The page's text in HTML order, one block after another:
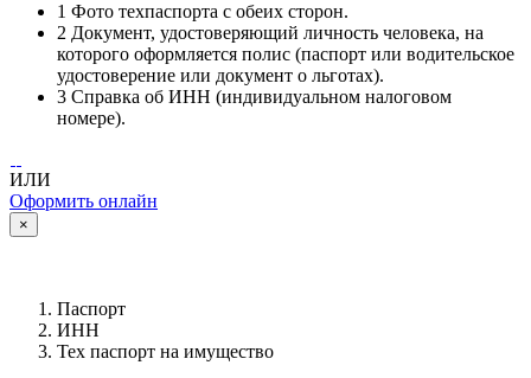
1 Фото техпаспорта с обеих сторон.
2 Документ, удостоверяющий личность человека, на
которого оформляется полис (паспорт или водительское
удостоверение или документ о льготах).
3 Справка об ИНН (индивидуальном налоговом
номере).
ИЛИ
Оформить онлайн
×
Паспорт
ИНН
Тех паспорт на имущество